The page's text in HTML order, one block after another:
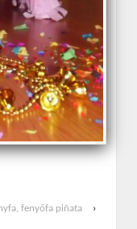
fenyőfa piñata ›